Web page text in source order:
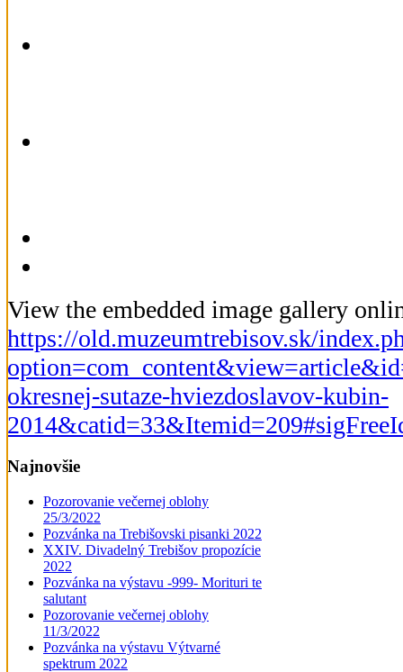
View the embedded image gallery
https://old.muzeumtrebisov.sk/
okresnej-sutaze-hviezdoslavov-kubin-
Najnovšie
Pozorovanie večernej oblohy
25/3/2022
Pozvánka na Trebišovski pisanki 2022
XXIV. Divadelný Trebišov propozície
2022
Pozvánka na výstavu -999- Morituri te
salutant
Pozorovanie večernej oblohy
11/3/2022
Pozvánka na výstavu Výtvarné
spektrum 2022